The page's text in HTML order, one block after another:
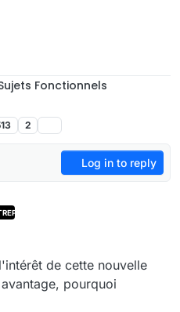
Fonctionnels
2
Log in to reply
de cette nouvelle
pourquoi